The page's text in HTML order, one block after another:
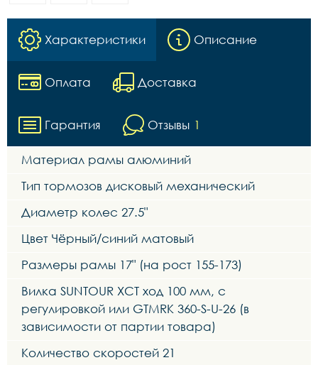
Характеристики Описание
Оплата Доставка
Гарантия Отзывы 1
Материал рамы алюминий
Тип тормозов дисковый механический
Диаметр колес 27.5"
Цвет Чёрный/синий матовый
Размеры рамы 17" (на рост 155-173)
Вилка SUNTOUR XCT ход 100 мм, с
регулировкой или GTMRK 360-S-U-26 (в
зависимости от партии товара)
Количество скоростей 21